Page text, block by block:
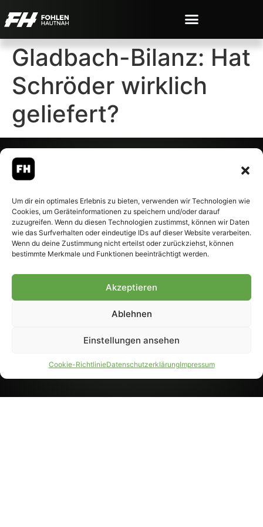
Um dir ein optimales Erlebnis zu bieten, verwenden wir Technologien wie
Cookies, um Geräteinformationen zu speichern und/oder darauf
zuzugreifen. Wenn du diesen Technologien zustimmst, können wir Daten
wie das Surfverhalten oder eindeutige IDs auf dieser Website verarbeiten.
Wenn du deine Zustimmung nicht erteilst oder zurückziehst, können
bestimmte Merkmale und Funktionen beeinträchtigt werden.
Akzeptieren
Ablehnen
Einstellungen ansehen
Cookie-RichtlinieDatenschutzerklärungImpressum
Gladbach-Bilanz: Hat
Schröder wirklich
geliefert?
– Alle rechte vorbehalten.
Fohlen-Hautnah.de ist ein
offiziell eingetragenes Magazin
bei der Deutschen
Nationalbibliothek (ISSN 1868-
Weiterverarbeitung, auch
Genehmigung.
PARTNER WERDEN
AGB